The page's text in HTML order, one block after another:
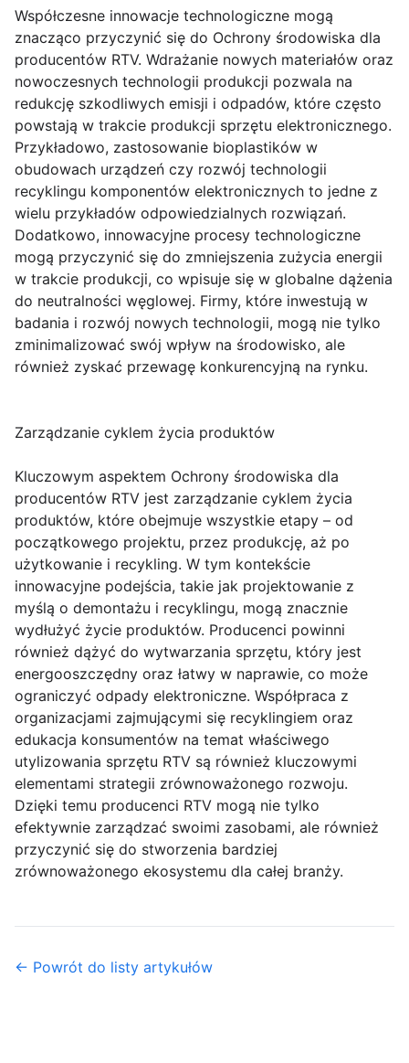
Współczesne innowacje technologiczne mogą
znacząco przyczynić się do Ochrony środowiska dla
producentów RTV. Wdrażanie nowych materiałów oraz
nowoczesnych technologii produkcji pozwala na
redukcję szkodliwych emisji i odpadów, które często
powstają w trakcie produkcji sprzętu elektronicznego.
Przykładowo, zastosowanie bioplastików w
obudowach urządzeń czy rozwój technologii
recyklingu komponentów elektronicznych to jedne z
wielu przykładów odpowiedzialnych rozwiązań.
Dodatkowo, innowacyjne procesy technologiczne
mogą przyczynić się do zmniejszenia zużycia energii
w trakcie produkcji, co wpisuje się w globalne dążenia
do neutralności węglowej. Firmy, które inwestują w
badania i rozwój nowych technologii, mogą nie tylko
zminimalizować swój wpływ na środowisko, ale
również zyskać przewagę konkurencyjną na rynku.
Zarządzanie cyklem życia produktów
Kluczowym aspektem Ochrony środowiska dla
producentów RTV jest zarządzanie cyklem życia
produktów, które obejmuje wszystkie etapy – od
początkowego projektu, przez produkcję, aż po
użytkowanie i recykling. W tym kontekście
innowacyjne podejścia, takie jak projektowanie z
myślą o demontażu i recyklingu, mogą znacznie
wydłużyć życie produktów. Producenci powinni
również dążyć do wytwarzania sprzętu, który jest
energooszczędny oraz łatwy w naprawie, co może
ograniczyć odpady elektroniczne. Współpraca z
organizacjami zajmującymi się recyklingiem oraz
edukacja konsumentów na temat właściwego
utylizowania sprzętu RTV są również kluczowymi
elementami strategii zrównoważonego rozwoju.
Dzięki temu producenci RTV mogą nie tylko
efektywnie zarządzać swoimi zasobami, ale również
przyczynić się do stworzenia bardziej
zrównoważonego ekosystemu dla całej branży.
← Powrót do listy artykułów